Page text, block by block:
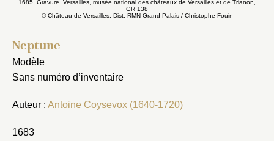
1685. Gravure. Versailles, musée national des châteaux de Versailles et de Trianon,
GR 138
© Château de Versailles, Dist. RMN-Grand Palais / Christophe Fouin
Neptune
Modèle
Sans numéro d’inventaire
Auteur : Antoine Coysevox (1640-1720)
1683
Choix du dossier où ajouter la
Nom du dossier
Fermer
Courriel
Mot de passe